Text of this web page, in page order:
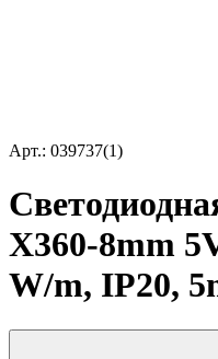
Арт.: 039737(1)
X360-8mm
W/m, IP20,